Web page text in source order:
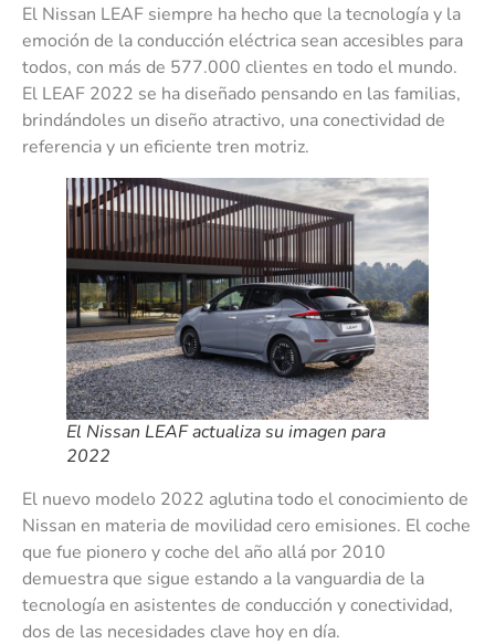
El Nissan LEAF siempre ha hecho que la tecnología y la
emoción de la conducción eléctrica sean accesibles para
todos, con más de 577.000 clientes en todo el mundo.
El LEAF 2022 se ha diseñado pensando en las familias,
brindándoles un diseño atractivo, una conectividad de
referencia y un eficiente tren motriz.
El Nissan LEAF actualiza su imagen para
2022
El nuevo modelo 2022 aglutina todo el conocimiento de
Nissan en materia de movilidad cero emisiones. El coche
que fue pionero y coche del año allá por 2010
demuestra que sigue estando a la vanguardia de la
tecnología en asistentes de conducción y conectividad,
dos de las necesidades clave hoy en día.